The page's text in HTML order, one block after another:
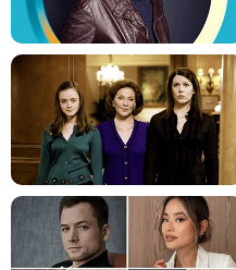
Eddie Arya
Omed Alassadi
Marta Dusseldorp
Catherine McGregor
- Bölüm :5
Jack Finsterer
Tony Kennedy
- Bölüm :17
John Andrews
Ray Stubbings
- Bölüm :8